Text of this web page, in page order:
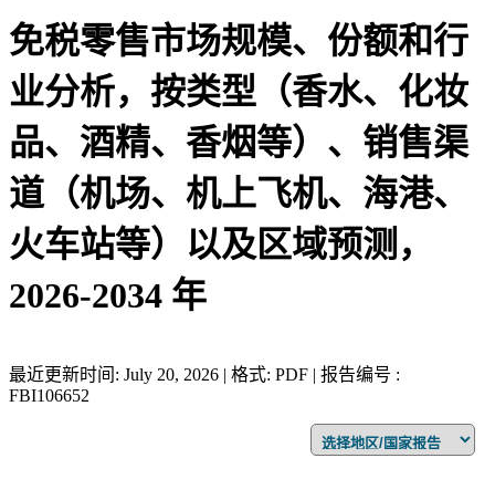
免税零售市场规模、份额和行
业分析，按类型（香水、化妆
品、酒精、香烟等）、销售渠
道（机场、机上飞机、海港、
火车站等）以及区域预测，
2026-2034 年
最近更新时间: July 20, 2026 | 格式: PDF | 报告编号 :
FBI106652